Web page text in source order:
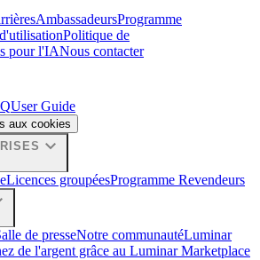
AmbassadeursProgramme
Politique de
pour l'IANous contacter
User Guide
aux cookies
expand_more
Licences groupéesProgramme Revendeurs
de presseNotre communautéLuminar
de l'argent grâce au Luminar Marketplace